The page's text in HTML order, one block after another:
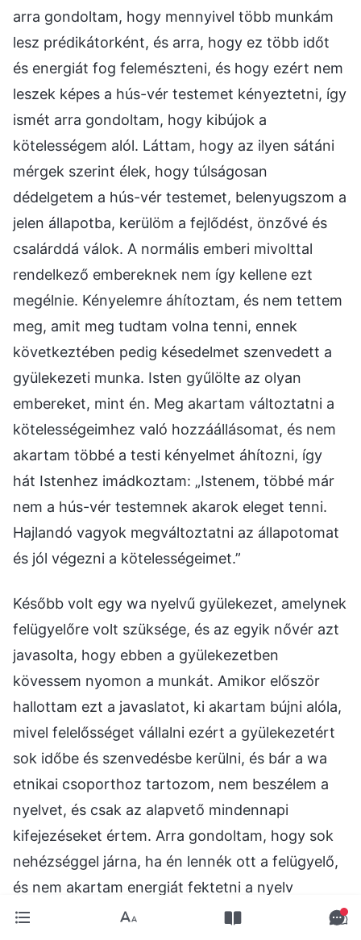
arra gondoltam, hogy mennyivel több munkám
lesz prédikátorként, és arra, hogy ez több időt
és energiát fog felemészteni, és hogy ezért nem
leszek képes a hús-vér testemet kényeztetni, így
ismét arra gondoltam, hogy kibújok a
kötelességem alól. Láttam, hogy az ilyen sátáni
mérgek szerint élek, hogy túlságosan
dédelgetem a hús-vér testemet, belenyugszom a
jelen állapotba, kerülöm a fejlődést, önzővé és
csalárddá válok. A normális emberi mivolttal
rendelkező embereknek nem így kellene ezt
megélnie. Kényelemre áhítoztam, és nem tettem
meg, amit meg tudtam volna tenni, ennek
következtében pedig késedelmet szenvedett a
gyülekezeti munka. Isten gyűlölte az olyan
embereket, mint én. Meg akartam változtatni a
kötelességeimhez való hozzáállásomat, és nem
akartam többé a testi kényelmet áhítozni, így
hát Istenhez imádkoztam: „Istenem, többé már
nem a hús-vér testemnek akarok eleget tenni.
Hajlandó vagyok megváltoztatni az állapotomat
és jól végezni a kötelességeimet.”
Később volt egy wa nyelvű gyülekezet, amelynek
felügyelőre volt szüksége, és az egyik nővér azt
javasolta, hogy ebben a gyülekezetben
kövessem nyomon a munkát. Amikor először
hallottam ezt a javaslatot, ki akartam bújni alóla,
mivel felelősséget vállalni ezért a gyülekezetért
sok időbe és szenvedésbe kerülni, és bár a wa
etnikai csoporthoz tartozom, nem beszélem a
nyelvet, és csak az alapvető mindennapi
kifejezéseket értem. Arra gondoltam, hogy sok
nehézséggel járna, ha én lennék ott a felügyelő,
és nem akartam energiát fektetni a nyelv
megtanulásába, így ismét arra gondoltam, hogy